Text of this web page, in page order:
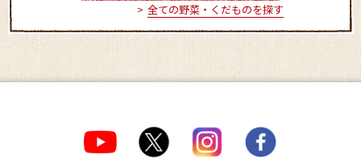
全ての野菜・くだものを探す